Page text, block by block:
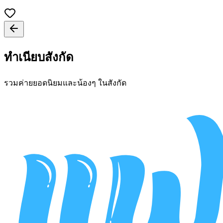
ทำเนียบสังกัด
รวมค่ายยอดนิยมและน้องๆ ในสังกัด